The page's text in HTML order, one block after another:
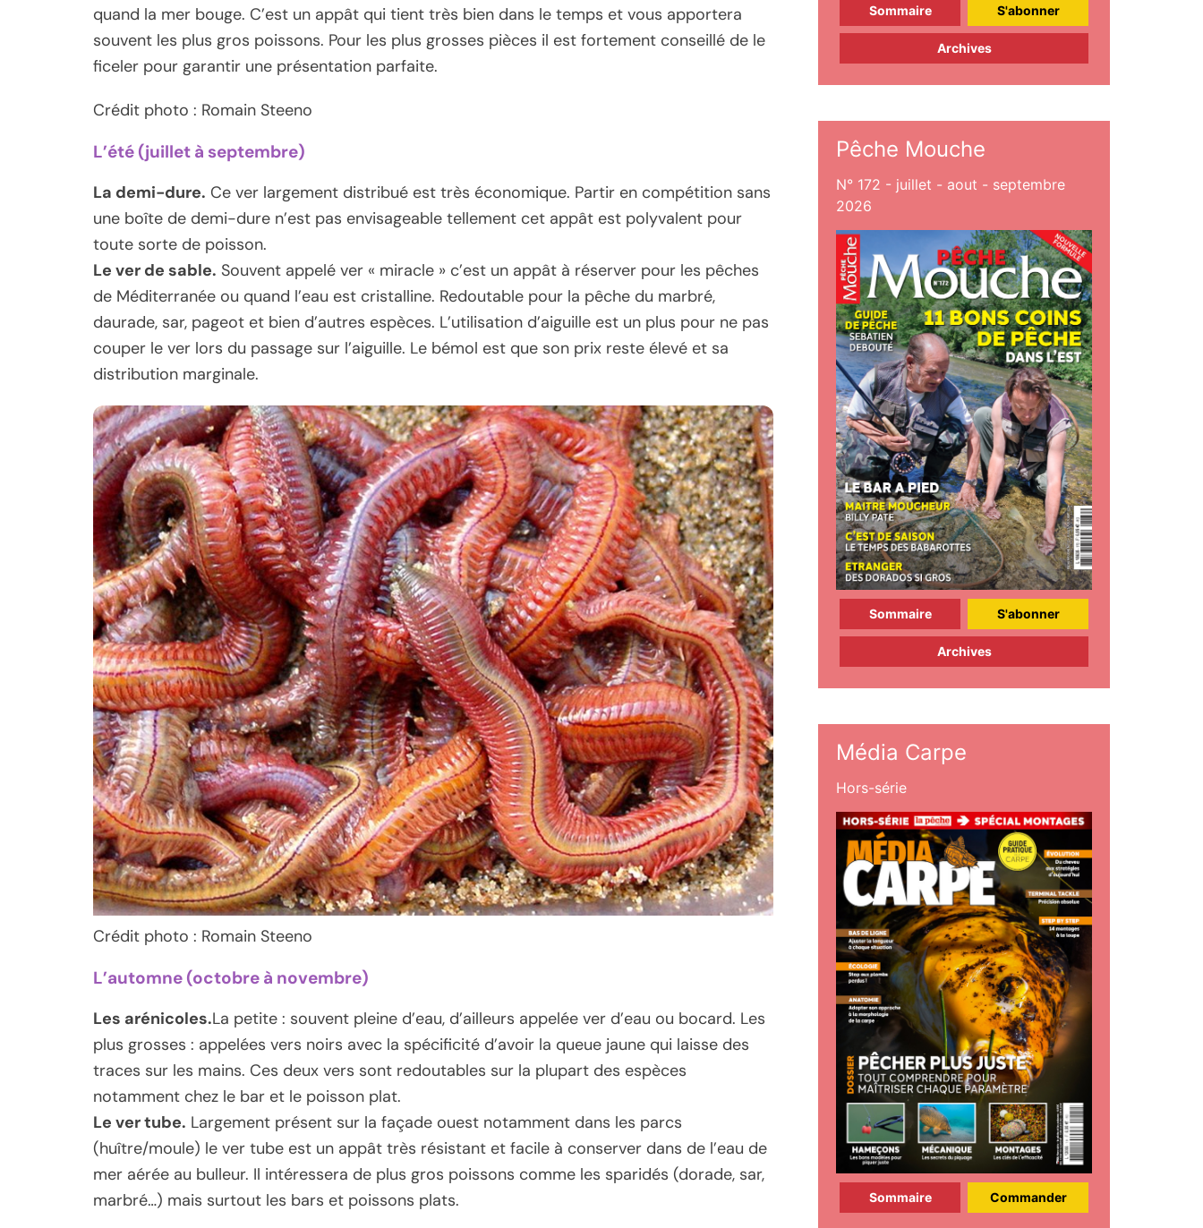
quand la mer bouge. C’est un appât qui tient très bien dans le temps et vous apportera
souvent les plus gros poissons. Pour les plus grosses pièces il est fortement conseillé de le
ficeler pour garantir une présentation parfaite.
Crédit photo : Romain Steeno
L’été (juillet à septembre)
La demi-dure. Ce ver largement distribué est très économique. Partir en compétition sans
une boîte de demi-dure n’est pas envisageable tellement cet appât est polyvalent pour
toute sorte de poisson.
Le ver de sable. Souvent appelé ver « miracle » c’est un appât à réserver pour les pêches
de Méditerranée ou quand l’eau est cristalline. Redoutable pour la pêche du marbré,
daurade, sar, pageot et bien d’autres espèces. L’utilisation d’aiguille est un plus pour ne pas
couper le ver lors du passage sur l’aiguille. Le bémol est que son prix reste élevé et sa
distribution marginale.
Crédit photo : Romain Steeno
L’automne (octobre à novembre)
Les arénicoles.La petite : souvent pleine d’eau, d’ailleurs appelée ver d’eau ou bocard. Les
plus grosses : appelées vers noirs avec la spécificité d’avoir la queue jaune qui laisse des
traces sur les mains. Ces deux vers sont redoutables sur la plupart des espèces
notamment chez le bar et le poisson plat.
Le ver tube. Largement présent sur la façade ouest notamment dans les parcs
(huître/moule) le ver tube est un appât très résistant et facile à conserver dans de l’eau de
mer aérée au bulleur. Il intéressera de plus gros poissons comme les sparidés (dorade, sar,
marbré…) mais surtout les bars et poissons plats.
Sommaire S'abonner
Archives
Pêche Mouche
N° 172 - juillet - aout - septembre
2026
Sommaire S'abonner
Archives
Média Carpe
Hors-série
Sommaire Commander